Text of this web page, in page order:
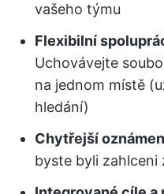
vašeho týmu
Flexibilní
Uchovávejte
na jednom místě
hledání)
Chytřejší
byste byli